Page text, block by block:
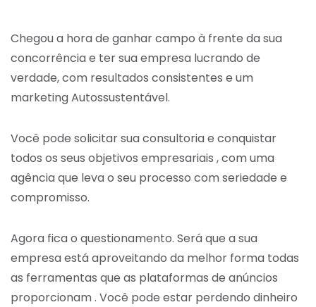
Chegou a hora de ganhar campo à frente da sua
concorrência e ter sua empresa lucrando de
verdade, com resultados consistentes e um
marketing Autossustentável.
Você pode solicitar sua consultoria e conquistar
todos os seus objetivos empresariais , com uma
agência que leva o seu processo com seriedade e
compromisso.
Agora fica o questionamento. Será que a sua
empresa está aproveitando da melhor forma todas
as ferramentas que as plataformas de anúncios
proporcionam . Você pode estar perdendo dinheiro